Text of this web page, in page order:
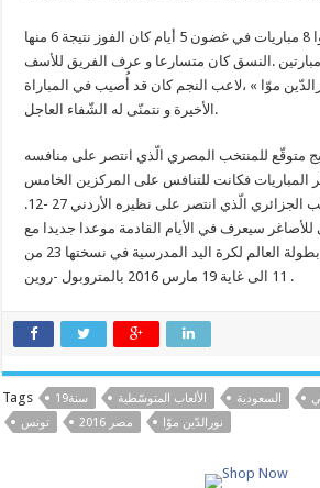
أبناء رياض البدوي خاضوا 8 مباريات في غضون 5 أيام كان الفوز نتيجة 6 منها
.النسق كان متسارعا و عرف الفريق للأسف
موّا » ،لاعب النجم كان قد أُصيب في المباراة
الأخيرة و نتمنّى له الشّفاء العاجل.
متوقّع للمنتخب المصري الّذي انتصر على منافسه
بنتيجة 37-28. و آخر المباريات فكانت للتنافس على المركزين الخامس
و السادس و آلت للمنتخب الجزائري الّذي انتصر على نظيره الأردني 27 -12.
للأصاغر سيعرف في الأيام القادمة موعدا جديدا مع
المنافسات و يشارك في بطولة العالم لكرة اليد المدرسية في نسختها 23 من
11 الى غاية 19 مارس 2016 بالمتروبول -روين .
Tags 19سنة الألعاب المتوسّطية السعودية
تونس
مصر 2016 نورالدّين موّا